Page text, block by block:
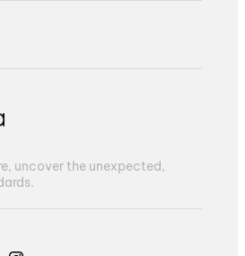
uncover the unexpected,